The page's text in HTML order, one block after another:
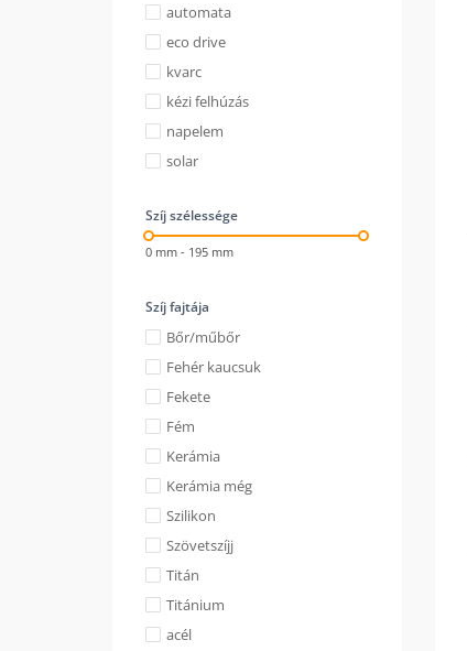
automata
eco drive
kvarc
kézi felhúzás
napelem
solar
Szíj szélessége
0 mm - 195 mm
Szíj fajtája
Bőr/műbőr
Fehér kaucsuk
Fekete
Fém
Kerámia
Kerámia még
Szilikon
Szövetszíjj
Titán
Titánium
acél